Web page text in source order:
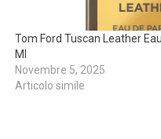
Tom Ford Tuscan Leather
Ml
Novembre 5, 2025
Articolo simile